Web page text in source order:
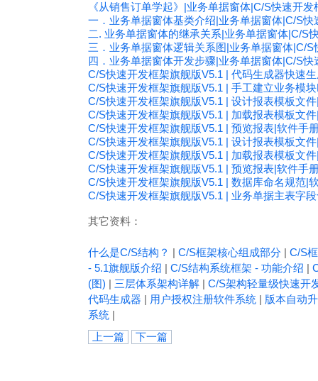
《从销售订单学起》|业务单据窗体|C/S快速开
一．业务单据窗体基类介绍|业务单据窗体|C/S
二. 业务单据窗体的继承关系|业务单据窗体|C/S
三．业务单据窗体逻辑关系图|业务单据窗体|C/
四．业务单据窗体开发步骤|业务单据窗体|C/S
C/S快速开发框架旗舰版V5.1 | 代码生成器快速
C/S快速开发框架旗舰版V5.1 | 手工建立业务模
C/S快速开发框架旗舰版V5.1 | 设计报表模板文
C/S快速开发框架旗舰版V5.1 | 加载报表模板文
C/S快速开发框架旗舰版V5.1 | 预览报表|软件手
C/S快速开发框架旗舰版V5.1 | 设计报表模板文
C/S快速开发框架旗舰版V5.1 | 加载报表模板文
C/S快速开发框架旗舰版V5.1 | 预览报表|软件手
C/S快速开发框架旗舰版V5.1 | 数据库命名规范|
C/S快速开发框架旗舰版V5.1 | 业务单据主表字
其它资料：
什么是C/S结构？ | C/S框架核心组成部分 | C/S
- 5.1旗舰版介绍 | C/S结构系统框架 - 功能介绍 |
(图) | 三层体系架构详解 | C/S架构轻量级快速开
代码生成器 | 用户授权注册软件系统 | 版本自动
系统 |
上一篇
下一篇